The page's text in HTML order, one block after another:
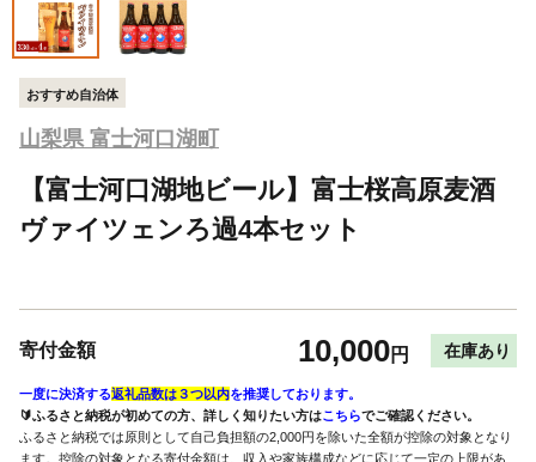
おすすめ自治体
山梨県 富士河口湖町
【富士河口湖地ビール】富士桜高原麦酒
ヴァイツェンろ過4本セット
寄付金額 10,000円 在庫あり
一度に決済する返礼品数は３つ以内を推奨しております。
🔰ふるさと納税が初めての方、詳しく知りたい方はこちらでご確認ください。
ふるさと納税では原則として自己負担額の2,000円を除いた全額が控除の対象となり
ます。控除の対象となる寄付金額は、収入や家族構成などに応じて一定の上限があ